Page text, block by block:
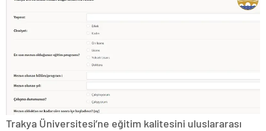
Trakya Üniversitesi’ne eğitim kalitesini uluslararası